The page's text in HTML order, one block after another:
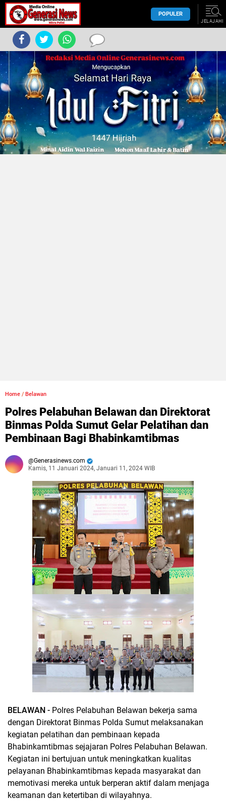
POPULER
JELAJAHI
Home / Belawan
Polres Pelabuhan Belawan dan Direktorat
Binmas Polda Sumut Gelar Pelatihan dan
Pembinaan Bagi Bhabinkamtibmas
Generasinews.com
Kamis, 11 Januari 2024, Januari 11, 2024 WIB
BELAWAN - Polres Pelabuhan Belawan bekerja sama
dengan Direktorat Binmas Polda Sumut melaksanakan
kegiatan pelatihan dan pembinaan kepada
Bhabinkamtibmas sejajaran Polres Pelabuhan Belawan.
Kegiatan ini bertujuan untuk meningkatkan kualitas
pelayanan Bhabinkamtibmas kepada masyarakat dan
memotivasi mereka untuk berperan aktif dalam menjaga
keamanan dan ketertiban di wilayahnya.